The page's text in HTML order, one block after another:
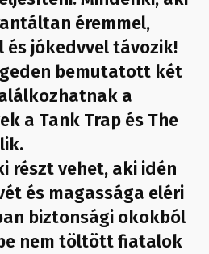
éremmel,
jókedvvel távozik!
bemutatott két
a
a Tank Trap és The
részt vehet, aki idén
és magassága eléri
biztonsági okokból
nem töltött fiatalok